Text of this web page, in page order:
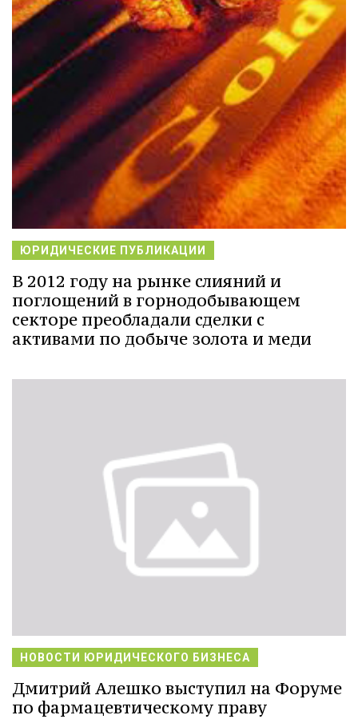
ЮРИДИЧЕСКИЕ ПУБЛИКАЦИИ
В 2012 году на рынке слияний и
поглощений в горнодобывающем
секторе преобладали сделки с
активами по добыче золота и меди
НОВОСТИ ЮРИДИЧЕСКОГО БИЗНЕСА
Дмитрий Алешко выступил на Форуме
по фармацевтическому праву